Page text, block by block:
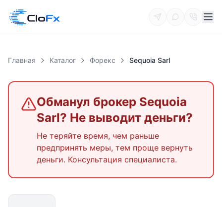
Главная Каталог Форекс Sequoia Sarl
Обманул брокер Sequoia
Sarl? Не выводит деньги?
Не теряйте время, чем раньше
предпринять меры, тем проще вернуть
деньги. Консультация специалиста.